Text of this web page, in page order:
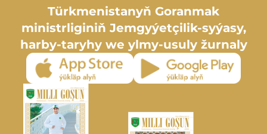
Türkmenistanyň Goranmak
ministrliginiň Jemgyýetçilik-syýasy,
harby-taryhy we ylmy-usuly žurnaly